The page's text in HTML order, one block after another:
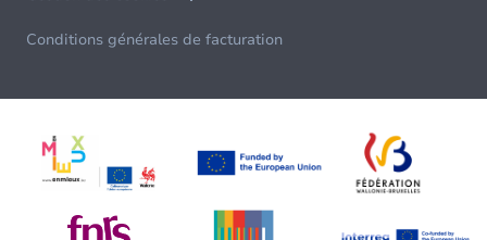
Conditions générales de facturation